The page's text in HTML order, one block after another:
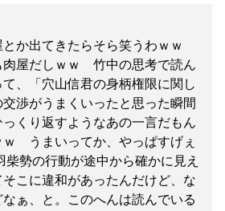
とか出てきたらそら笑うわｗｗ
肉屋だしｗｗ 竹中の思考で読ん
て、「穴山信君の身柄権限に関し
交渉がうまくいったと思った瞬間
っくり返すようなあの一言だもん
ｗ うまいってか、やっぱすげぇ
柴勢の行動が途中から確かに見え
そこに違和があったんだけど、な
なぁ、と。このへんは読んでいる